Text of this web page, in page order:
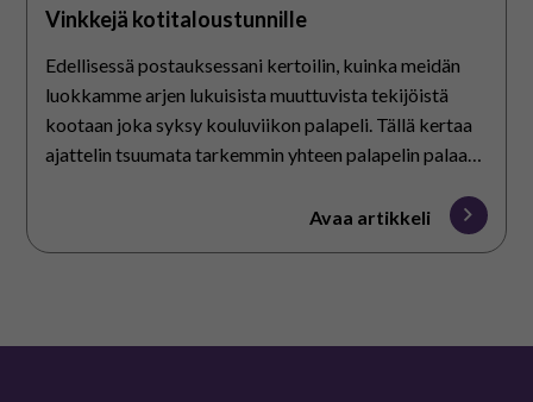
Vinkkejä kotitaloustunnille
Edellisessä postauksessani kertoilin, kuinka meidän
luokkamme arjen lukuisista muuttuvista tekijöistä
kootaan joka syksy kouluviikon palapeli. Tällä kertaa
ajattelin tsuumata tarkemmin yhteen palapelin palaan
Avaa artikkeli